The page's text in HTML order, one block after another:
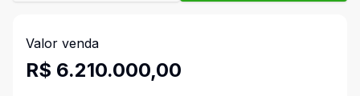
Valor venda
R$ 6.210.000,00